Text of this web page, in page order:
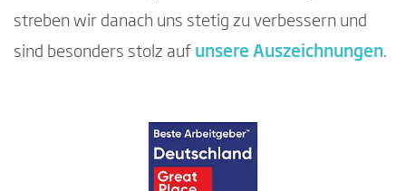
streben wir danach uns stetig zu verbessern und
sind besonders stolz auf unsere Auszeichnungen.